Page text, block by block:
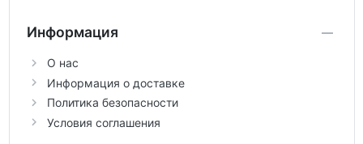
Информация
О нас
Информация о доставке
Политика безопасности
Условия соглашения